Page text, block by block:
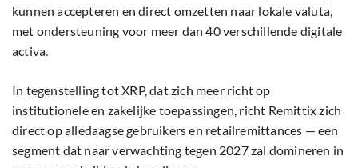
kunnen accepteren en direct omzetten naar lokale valuta,
met ondersteuning voor meer dan 40 verschillende digitale
activa.
In tegenstelling tot XRP, dat zich meer richt op
institutionele en zakelijke toepassingen, richt Remittix zich
direct op alledaagse gebruikers en retailremittances — een
segment dat naar verwachting tegen 2027 zal domineren in